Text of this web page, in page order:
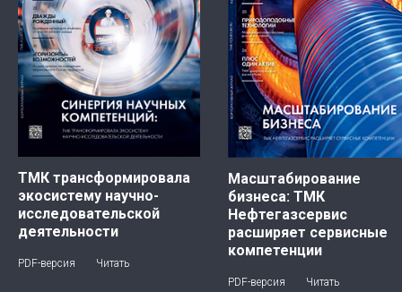
ТМК трансформировала
экосистему научно-
исследовательской
деятельности
PDF-версия Читать
Масштабирование
бизнеса: ТМК
Нефтегазсервис
расширяет сервисные
компетенции
PDF-версия Читать